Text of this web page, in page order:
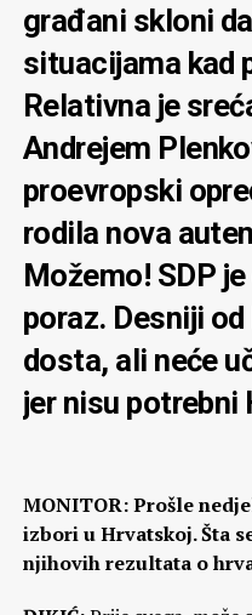
građani skloni
situacijama kad
Relativna je
Andrejem
proevropski
rodila nova
Možemo! SDP
poraz. Desniji
dosta, ali neće
jer nisu potrebni
MONITOR: Prošle
izbori u Hrvatskoj. Šta
njihovih rezultata o